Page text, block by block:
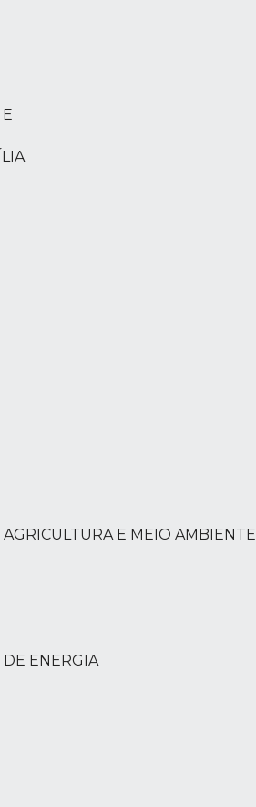
E MEIO AMBIENTE
ENERGIA